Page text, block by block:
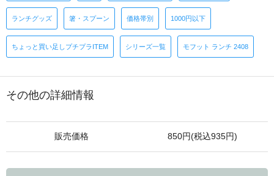
ランチグッズ 箸・スプーン 価格帯別 1000円以下
ちょっと買い足しプチプラITEM シリーズ一覧 モフット ランチ 2408
その他の詳細情報
販売価格 850円(税込935円)